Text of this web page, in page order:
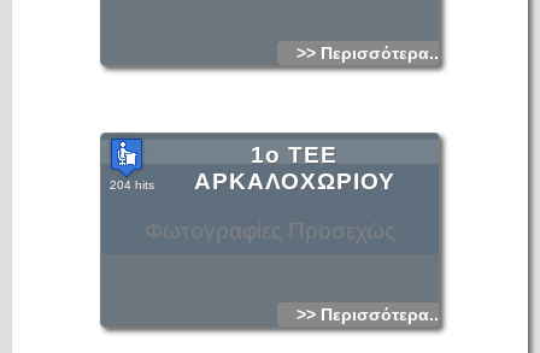
>> Περισσότερα...
Φωτογραφίες Προσεχώς
1ο ΤΕΕ
ΑΡΚΑΛΟΧΩΡΙΟΥ
204 hits
>> Περισσότερα...